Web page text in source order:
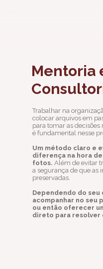
Mentoria
Trabalhar na
colocar arquivos em
para tomar as decisões
é fundamental nesse
Um método claro e
diferença na hora
fotos.Além de evitar
a segurança de que as
preservadas.
Dependendo do seu
acompanhar no seu
ou então oferecer
direto para resolver